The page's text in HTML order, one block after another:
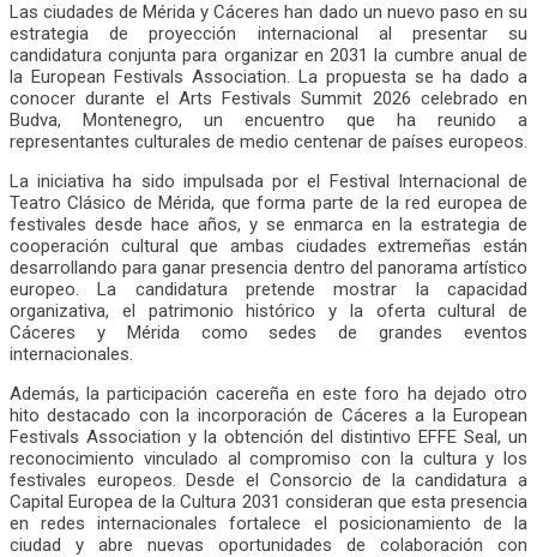
Las ciudades de Mérida y Cáceres han dado un nuevo paso en su
estrategia de proyección internacional al presentar su
candidatura conjunta para organizar en 2031 la cumbre anual de
la European Festivals Association. La propuesta se ha dado a
conocer durante el Arts Festivals Summit 2026 celebrado en
Budva, Montenegro, un encuentro que ha reunido a
representantes culturales de medio centenar de países europeos.
La iniciativa ha sido impulsada por el Festival Internacional de
Teatro Clásico de Mérida, que forma parte de la red europea de
festivales desde hace años, y se enmarca en la estrategia de
cooperación cultural que ambas ciudades extremeñas están
desarrollando para ganar presencia dentro del panorama artístico
europeo. La candidatura pretende mostrar la capacidad
organizativa, el patrimonio histórico y la oferta cultural de
Cáceres y Mérida como sedes de grandes eventos
internacionales.
Además, la participación cacereña en este foro ha dejado otro
hito destacado con la incorporación de Cáceres a la European
Festivals Association y la obtención del distintivo EFFE Seal, un
reconocimiento vinculado al compromiso con la cultura y los
festivales europeos. Desde el Consorcio de la candidatura a
Capital Europea de la Cultura 2031 consideran que esta presencia
en redes internacionales fortalece el posicionamiento de la
ciudad y abre nuevas oportunidades de colaboración con